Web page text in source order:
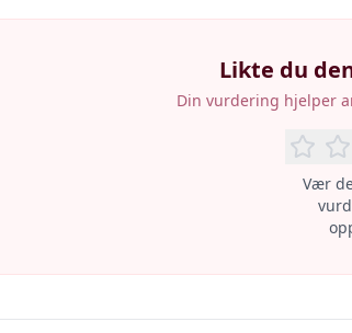
Likte du
Din vurdering hjelper
Vær